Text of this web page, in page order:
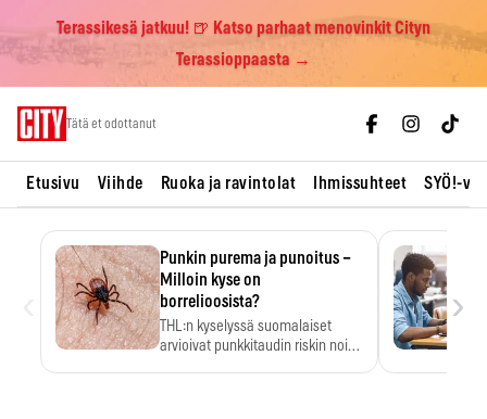
Terassikesä jatkuu! 🍺 Katso parhaat menovinkit Cityn
Terassioppaasta →
Tätä et odottanut
Etusivu Viihde Ruoka ja ravintolat Ihmissuhteet SYÖ!-
Punkin purema ja punoitus –
Milloin kyse on
borrelioosista?
THL:n kyselyssä suomalaiset
arvioivat punkkitaudin riskin noin
›